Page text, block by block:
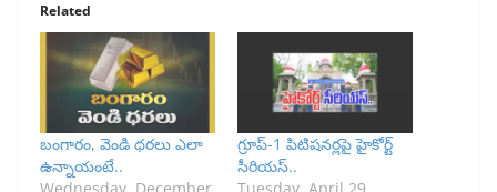
Related
బంగారం, వెండి ధరలు ఎలా
ఉన్నాయంటే..
Wednesday, December
గ్రూప్-1 పిటిషనర్లపై హైకోర్ట్
సీరియస్..
Tuesday, April 29,